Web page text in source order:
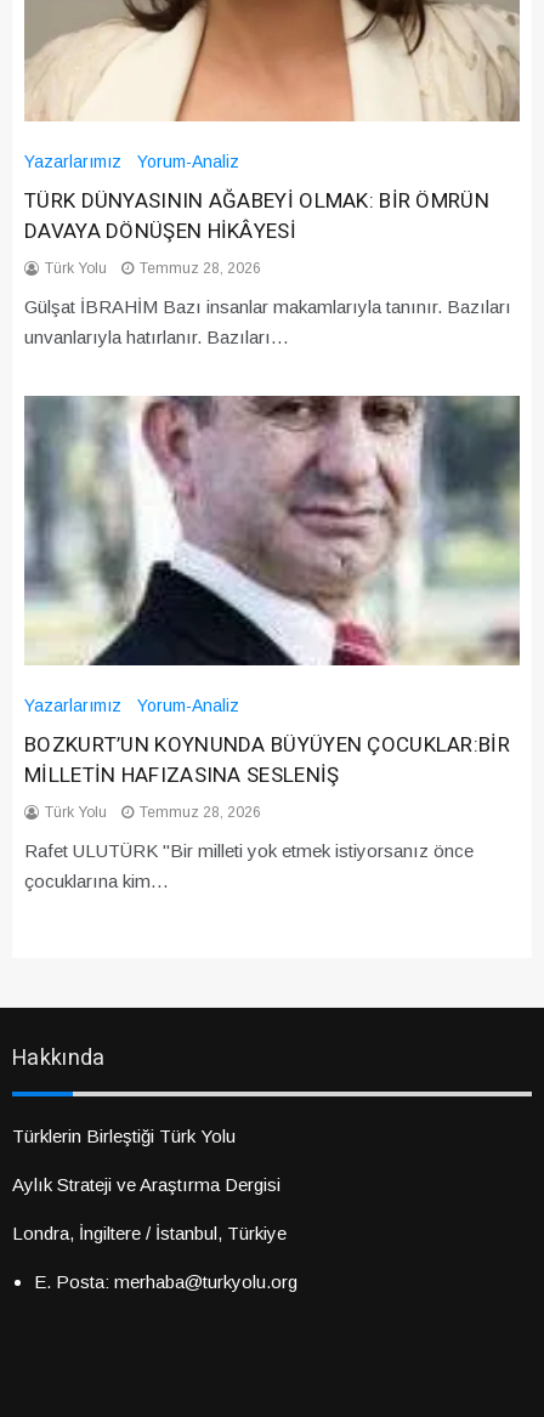
Yazarlarımız Yorum-Analiz
TÜRK DÜNYASININ AĞABEYİ OLMAK: BİR ÖMRÜN
DAVAYA DÖNÜŞEN HİKÂYESİ
Türk Yolu Temmuz 28, 2026
Gülşat İBRAHİM Bazı insanlar makamlarıyla tanınır. Bazıları
unvanlarıyla hatırlanır. Bazıları…
Yazarlarımız Yorum-Analiz
BOZKURT’UN KOYNUNDA BÜYÜYEN ÇOCUKLAR:BİR
MİLLETİN HAFIZASINA SESLENİŞ
Türk Yolu Temmuz 28, 2026
Rafet ULUTÜRK "Bir milleti yok etmek istiyorsanız önce
çocuklarına kim…
Hakkında
Türklerin Birleştiği Türk Yolu
Aylık Strateji ve Araştırma Dergisi
Londra, İngiltere / İstanbul, Türkiye
E. Posta: merhaba@turkyolu.org